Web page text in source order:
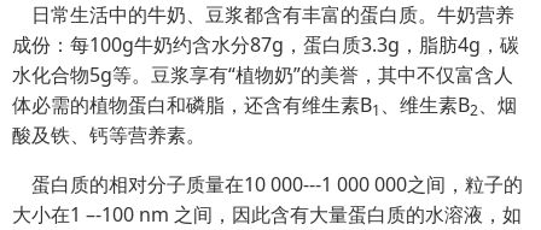
日常生活中的牛奶、豆浆都含有丰富的蛋白质。牛奶营养
成份：每100g牛奶约含水分87g，蛋白质3.3g，脂肪4g，碳
水化合物5g等。豆浆享有“植物奶”的美誉，其中不仅富含人
体必需的植物蛋白和磷脂，还含有维生素B1 、维生素B2、烟
酸及铁、钙等营养素。
蛋白质的相对分子质量在10 000---1 000 000之间，粒子的
大小在1 –-100 nm 之间，因此含有大量蛋白质的水溶液，如